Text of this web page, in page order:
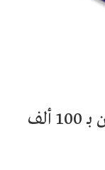
مستثمرو قطاع الإسكان يتبرعون بـ 100 ألف